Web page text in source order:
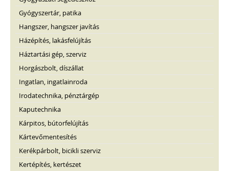
Gyógyszertár, patika
Hangszer, hangszer javítás
Házépítés, lakásfelújítás
Háztartási gép, szerviz
Horgászbolt, díszállat
Ingatlan, ingatlainroda
Irodatechnika, pénztárgép
Kaputechnika
Kárpitos, bútorfelújítás
Kártevőmentesítés
Kerékpárbolt, bicikli szerviz
Kertépítés, kertészet